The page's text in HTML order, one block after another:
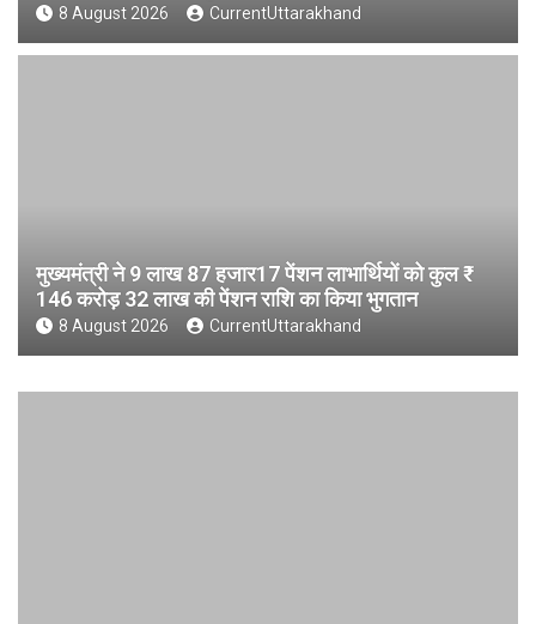
8 August 2026 CurrentUttarakhand
मुख्यमंत्री ने 9 लाख 87 हजार17 पेंशन लाभार्थियों को कुल ₹
146 करोड़ 32 लाख की पेंशन राशि का किया भुगतान
8 August 2026 CurrentUttarakhand